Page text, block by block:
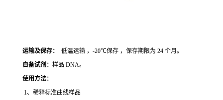
运输及保存：
低温运输 ，-20℃保存 ，保存期限为 24 个月。
自备试剂： 样品 DNA。
使用方法：
1、稀释标准曲线样品